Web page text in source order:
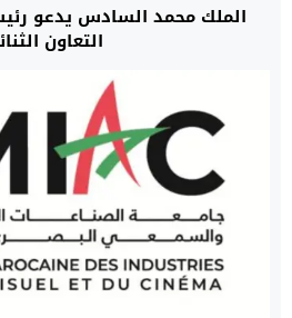
الملك محمد السادس يدعو
التعاون